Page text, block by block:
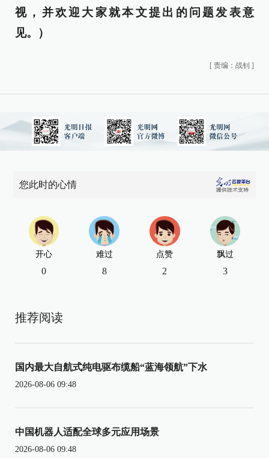
视，并欢迎大家就本文提出的问题发表意
见。）
[ 责编：战钊 ]
您此时的心情
开心
0
难过
8
点赞
2
飘过
3
推荐阅读
国内最大自航式纯电驱布缆船“蓝海领航”下水
2026-08-06 09:48
中国机器人适配全球多元应用场景
2026-08-06 09:48